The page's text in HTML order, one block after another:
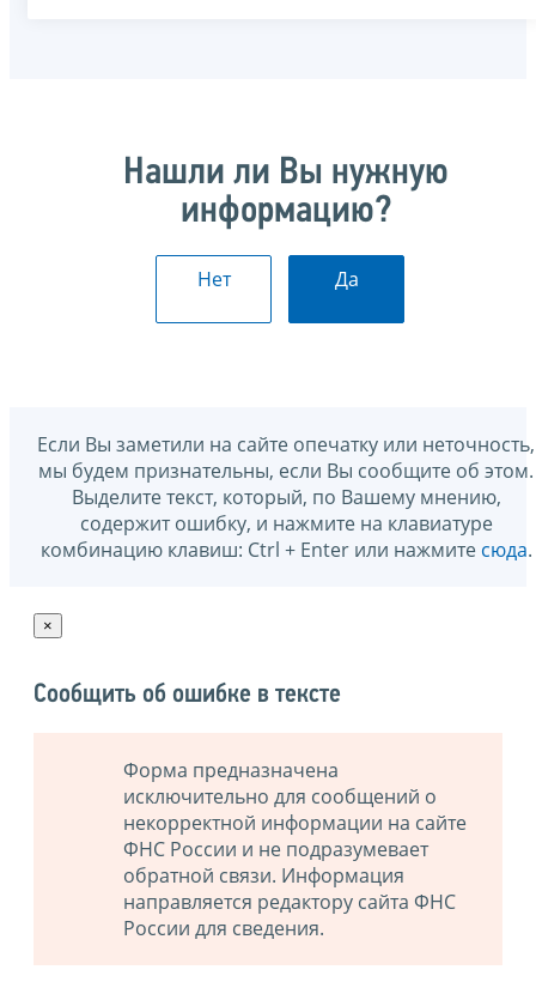
Нашли ли Вы нужную
информацию?
Нет Да
Если Вы заметили на сайте опечатку или неточность,
мы будем признательны, если Вы сообщите об этом.
Выделите текст, который, по Вашему мнению,
содержит ошибку, и нажмите на клавиатуре
комбинацию клавиш: Ctrl + Enter или нажмите сюда.
×
Сообщить об ошибке в тексте
Форма предназначена
исключительно для сообщений о
некорректной информации на сайте
ФНС России и не подразумевает
обратной связи. Информация
направляется редактору сайта ФНС
России для сведения.